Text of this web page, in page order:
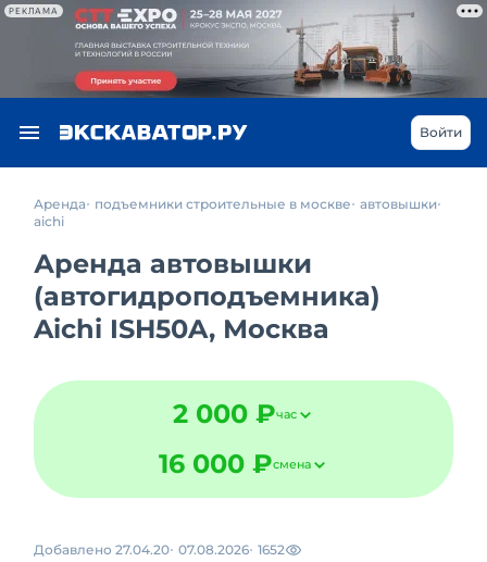
РЕКЛАМА
Войти
Аренда подъемники строительные в москве автовышки
aichi
Аренда автовышки
(автогидроподъемника)
Aichi ISH50A, Москва
2 000 ₽час
16 000 ₽смена
Добавлено 27.04.20 07.08.2026 1652